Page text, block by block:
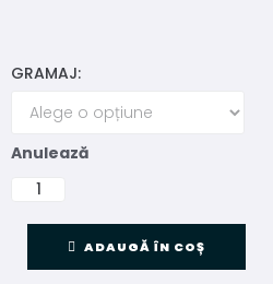
GRAMAJ:
Anulează
ADAUGĂ ÎN COȘ